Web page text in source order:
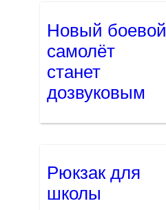
Новый боевой
самолёт
станет
дозвуковым
Рюкзак для
школы